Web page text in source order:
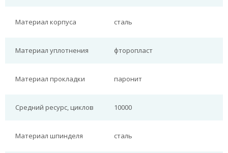
Материал корпуса сталь
Материал уплотнения фторопласт
Материал прокладки паронит
Средний ресурс, циклов 10000
Материал шпинделя сталь